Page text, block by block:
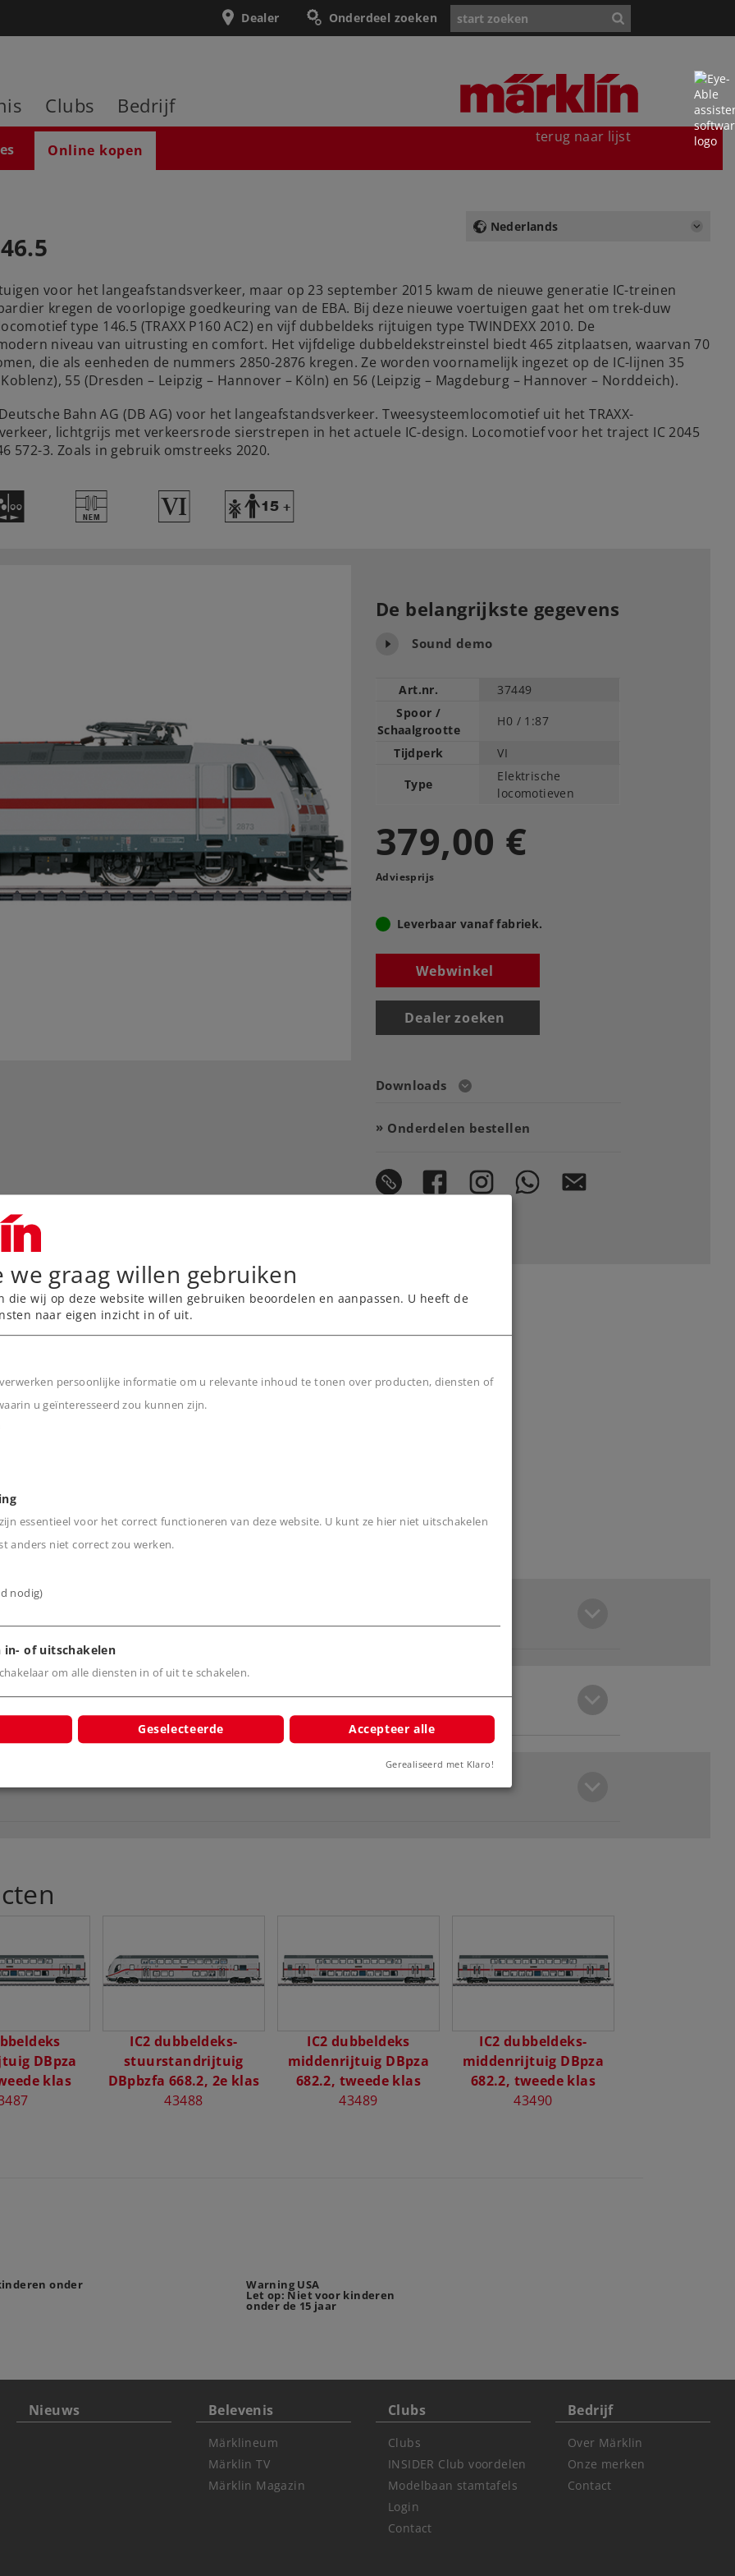
Onderdeel zoeken
Dealer
Clubs Bedrijf
Online kopen
terug naar lijst
Nederlands
voor het langeafstandsverkeer, maar op 23 september 2015 kwam de nieuwe generatie IC-treinen
kregen de voorlopige goedkeuring van de EBA. Bij deze nieuwe voertuigen gaat het om trek-duw
type 146.5 (TRAXX P160 AC2) en vijf dubbeldeks rijtuigen type TWINDEXX 2010. De
niveau van uitrusting en comfort. Het vijfdelige dubbeldekstreinstel biedt 465 zitplaatsen, waarvan 70
die als eenheden de nummers 2850-2876 kregen. Ze worden voornamelijk ingezet op de IC-lijnen 35
55 (Dresden – Leipzig – Hannover – Köln) en 56 (Leipzig – Magdeburg – Hannover – Norddeich).
Bahn AG (DB AG) voor het langeafstandsverkeer. Tweesysteemlocomotief uit het TRAXX-
lichtgrijs met verkeersrode sierstrepen in het actuele IC-design. Locomotief voor het traject IC 2045
572-3. Zoals in gebruik omstreeks 2020.
U 8 Y
De belangrijkste gegevens
Sound demo
Art.nr.
37449
Spoor /
Schaalgrootte
H0 / 1:87
Tijdperk
VI
Type
Elektrische
locomotieven
379,00 €
Adviesprijs
Leverbaar vanaf fabriek.
Webwinkel
Dealer zoeken
Downloads
Onderdelen bestellen
van Keulen naar
voor het
delige treinen
bedrijfs- en
de trein voor de
wisselend met de
DBpza
klas
IC2 dubbeldeks-
stuurstandrijtuig
DBpbzfa 668.2, 2e klas
43488
IC2 dubbeldeks
middenrijtuig DBpza
682.2, tweede klas
43489
IC2 dubbeldeks-
middenrijtuig DBpza
682.2, tweede klas
43490
onder Warning USA
Let op: Niet voor kinderen
onder de 15 jaar
Nieuws Belevenis
Märklineum
Märklin TV
Märklin Magazin
Clubs
Clubs
INSIDER Club voordelen
Modelbaan stamtafels
Login
Contact
Bedrijf
Over Märklin
Onze merken
Contact
we graag willen gebruiken
die wij op deze website willen gebruiken beoordelen en aanpassen. U heeft de
naar eigen inzicht in of uit.
persoonlijke informatie om u relevante inhoud te tonen over producten, diensten of
u geïnteresseerd zou kunnen zijn.
essentieel voor het correct functioneren van deze website. U kunt ze hier niet uitschakelen
anders niet correct zou werken.
nodig)
in- of uitschakelen
om alle diensten in of uit te schakelen.
Geselecteerde Accepteer alle
Gerealiseerd met Klaro!